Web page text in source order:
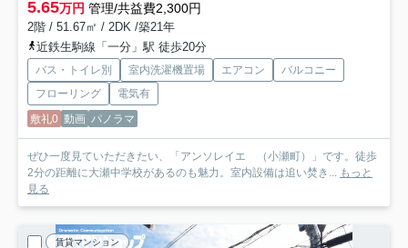
5.65万円 管理/共益費2,300円
2階 / 51.67㎡ / 2DK /築21年
近鉄生駒線「一分」駅 徒歩20分
バス・トイレ別 室内洗濯機置場 エアコン
バルコニー
フローリング
電気有
敷礼0 動画 パノラマ
ぜひ一度見ていただきたい、「アンソレイエ （小瀬町）」です。徒歩
2分の距離に大瀬中学校があるのも魅力。室内設備は追い焚き... もっと
見る
賃貸マンション